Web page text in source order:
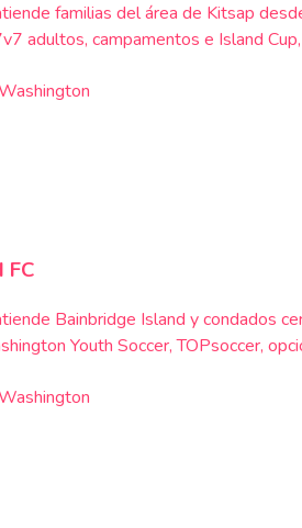
familias del área de Kitsap
adultos, campamentos e Island
FC
Bainbridge Island y condados
Youth Soccer, TOPsoccer,